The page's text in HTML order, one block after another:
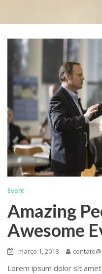
Event
Amazing
Awesome
março 1, 2018
Lorem ipsum dolor sit